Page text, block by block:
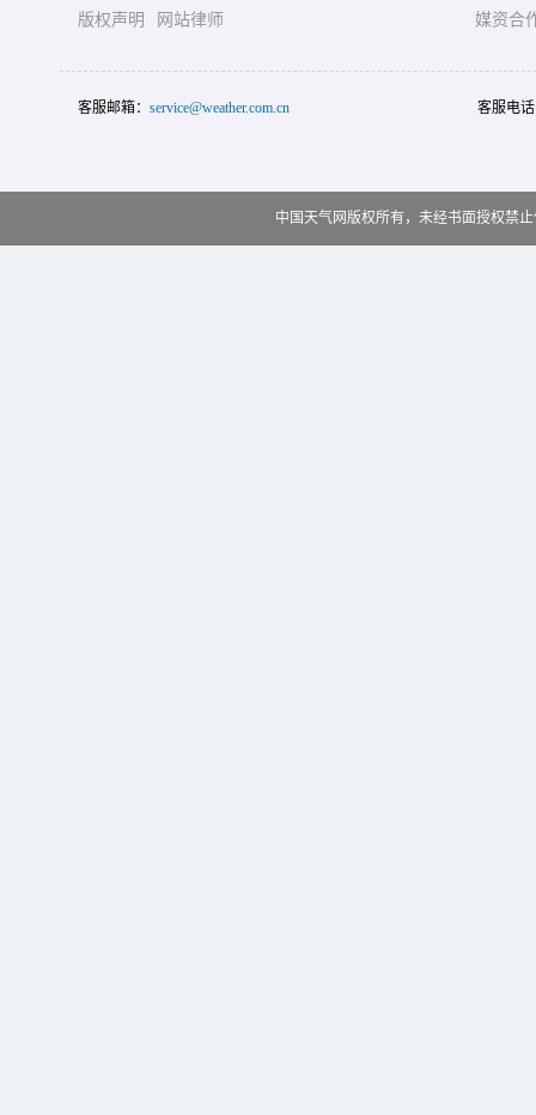
版权声明
网站律师
媒资合
客服邮箱： service@weather.com.cn 客服电
中国天气网版权所有，未经书面授权